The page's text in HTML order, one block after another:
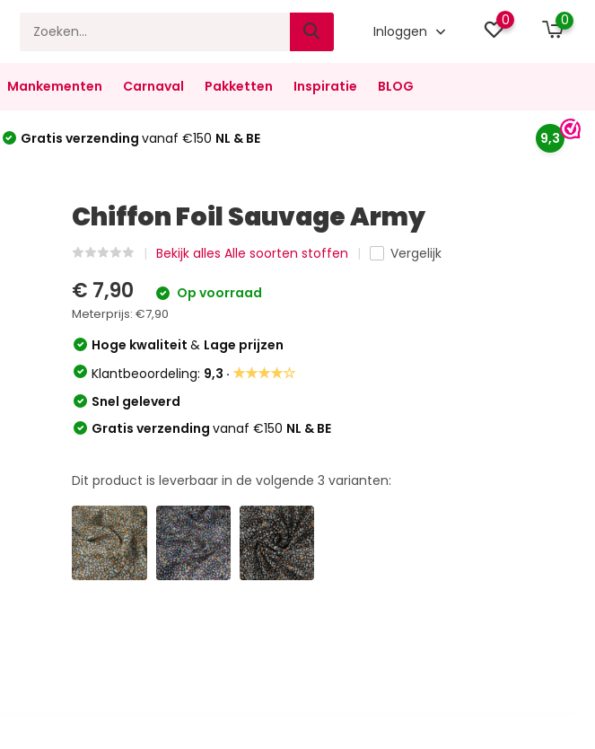
Inloggen
0 0
Mankementen Carnaval Pakketten Inspiratie BLOG
Gratis verzending vanaf €150 NL & BE 9,3
Chiffon Foil Sauvage Army
Bekijk alles Alle soorten stoffen Vergelijk
€ 7,90 Op voorraad
Meterprijs:€7,90
Hoge kwaliteit& Lage prijzen
Klantbeoordeling: 9,3 ·★★★★☆
Snel geleverd
Gratis verzendingvanaf €150 NL & BE
Dit product is leverbaar in de volgende3 varianten: